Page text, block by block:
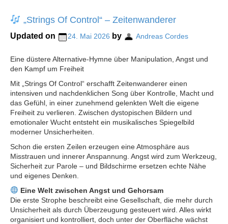
„Strings Of Control“ – Zeitenwanderer
Updated on 24. Mai 2026 by Andreas Cordes
Eine düstere Alternative-Hymne über Manipulation, Angst und
den Kampf um Freiheit
Mit „Strings Of Control“ erschafft Zeitenwanderer einen
intensiven und nachdenklichen Song über Kontrolle, Macht und
das Gefühl, in einer zunehmend gelenkten Welt die eigene
Freiheit zu verlieren. Zwischen dystopischen Bildern und
emotionaler Wucht entsteht ein musikalisches Spiegelbild
moderner Unsicherheiten.
Schon die ersten Zeilen erzeugen eine Atmosphäre aus
Misstrauen und innerer Anspannung. Angst wird zum Werkzeug,
Sicherheit zur Parole – und Bildschirme ersetzen echte Nähe
und eigenes Denken.
Eine Welt zwischen Angst und Gehorsam
Die erste Strophe beschreibt eine Gesellschaft, die mehr durch
Unsicherheit als durch Überzeugung gesteuert wird. Alles wirkt
organisiert und kontrolliert, doch unter der Oberfläche wächst